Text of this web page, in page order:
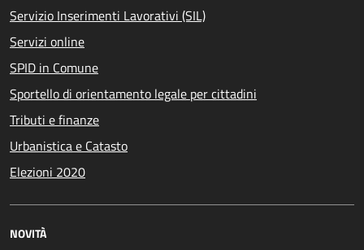
Servizio Inserimenti Lavorativi (SIL)
Servizi online
SPID in Comune
Sportello di orientamento legale per cittadini
Tributi e finanze
Urbanistica e Catasto
Elezioni 2020
NOVITÀ